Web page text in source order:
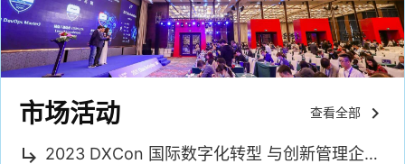
市场活动 查看全部
keyboard_arrow_right
subdirectory_arrow_right 2023 DXCon 国际数字化转型 与创新管理企业峰会 --北京站•8月13日--